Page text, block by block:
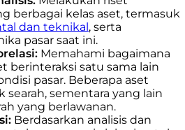
berbagai kelas aset, termasuk
dan teknikal, serta
pasar saat ini.
Memahami bagaimana
berinteraksi satu sama lain
pasar. Beberapa aset
sementara yang lain
yang berlawanan.
Berdasarkan analisis dan